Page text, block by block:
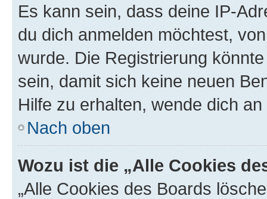
Es kann sein, dass deine IP-
du dich anmelden möchtest,
wurde. Die Registrierung
sein, damit sich keine neuen
Hilfe zu erhalten, wende dich
Nach oben
Wozu ist die „Alle Cookies
„Alle Cookies des Boards